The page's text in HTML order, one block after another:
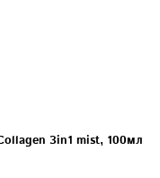
3in1 mist, 100мл